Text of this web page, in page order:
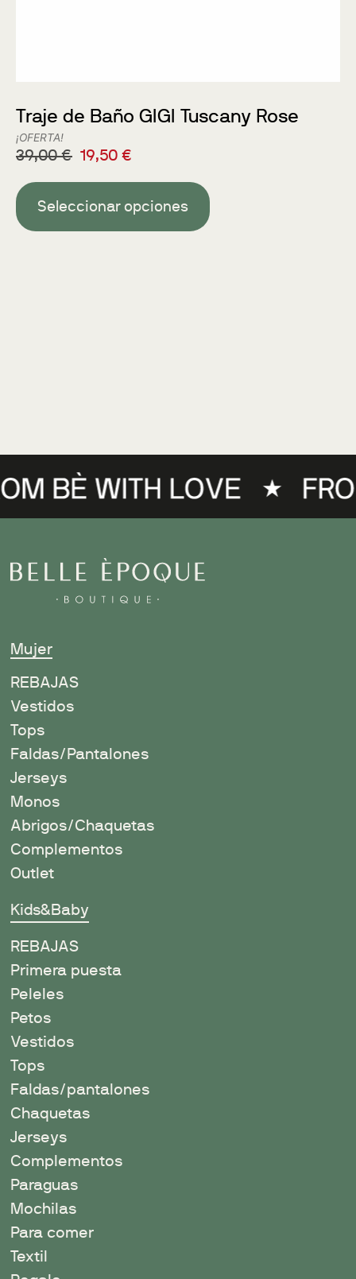
¡OFERTA!
Traje de Baño GIGI Tuscany Rose
39,00€ 19,50 €
Seleccionar opciones
Mujer
REBAJAS
Vestidos
Tops
Faldas/Pantalones
Jerseys
Monos
Abrigos/Chaquetas
Complementos
Outlet
Kids&Baby
REBAJAS
Primera puesta
Peleles
Petos
Vestidos
Tops
Faldas/pantalones
Chaquetas
Jerseys
Complementos
Paraguas
Mochilas
Para comer
Textil